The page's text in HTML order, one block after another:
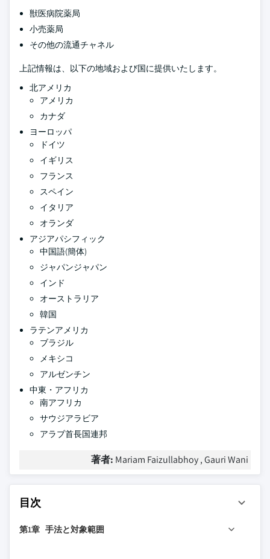
獣医病院薬局
小売薬局
その他の流通チャネル
上記情報は、以下の地域および国に提供いたします。
北アメリカ
アメリカ
カナダ
ヨーロッパ
ドイツ
イギリス
フランス
スペイン
イタリア
オランダ
アジアパシフィック
中国語(簡体)
ジャパンジャパン
インド
オーストラリア
韓国
ラテンアメリカ
ブラジル
メキシコ
アルゼンチン
中東・アフリカ
南アフリカ
サウジアラビア
アラブ首長国連邦
著者: Mariam Faizullabhoy , Gauri Wani
目次
第1章 手法と対象範囲